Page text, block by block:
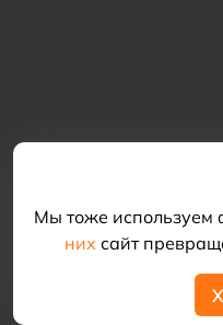
Мы тоже используем
нихсайт
© 2021–2026